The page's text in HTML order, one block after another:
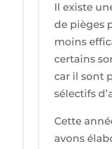
Il existe
de pièges
moins
certains
car il sont
sélectifs
Cette
avons